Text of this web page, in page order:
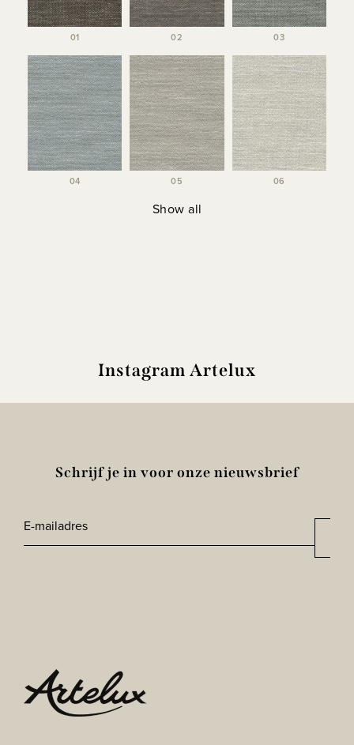
01 02 03
04 05 06
Show all
Instagram Artelux
Schrijf je in voor onze nieuwsbrief
E-
mailadres*